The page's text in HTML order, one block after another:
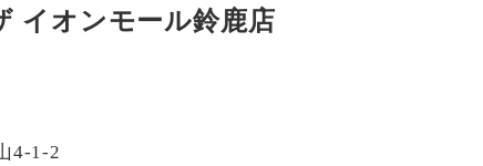
イオンモール鈴鹿店
4-1-2